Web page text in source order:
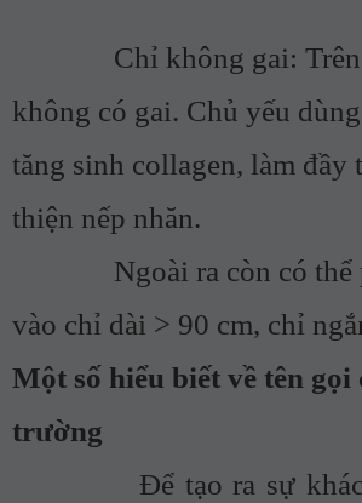
Chỉ không gai: Trên
không có gai. Chủ yếu
tăng sinh collagen, làm đầy
thiện nếp nhăn.
Ngoài ra còn có thể
vào chỉ dài > 90 cm, chỉ
Một số hiểu biết về tên
trường
Để tạo ra sự khác